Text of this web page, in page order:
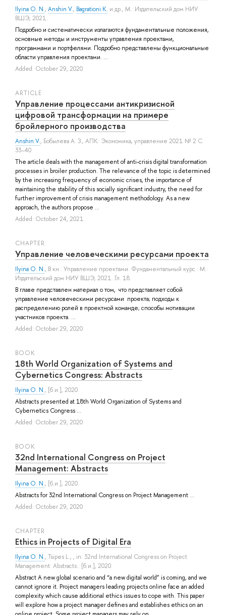
Ilyina O. N., Anshin V., Bagrationi K. и др., М.: Издательский дом НИУ
ВШЭ, 2021.
Подробно и систематически излагаются фундаментальные положения,
основные методы и инструменты управления проектами,
программами и портфелями. Подробно представлены функциональные
области управления проектами. ...
Added: October 29, 2020
ARTICLE
Управление процессами антикризисной
цифровой трансформации на примере
бройлерного производства
Anshin V., Бобылева А. З., АПК: Экономика, управление 2021 № 2 С.
33–40
The article deals with the management of anti-crisis digital transformation
processes in broiler production. The relevance of the topic is determined
by the increasing frequency of economic crises, the importance of
maintaining the stability of this socially significant industry, the need for
further improvement of crisis management methodology. As a new
approach, the authors propose ...
Added: October 24, 2021
СHAPTER
Управление человеческими ресурсами проекта
Ilyina O. N., В кн.: Управление проектами. Фундаментальный курс.: М.:
Издательский дом НИУ ВШЭ, 2021. Гл. 18.
В главе представлен материал о том, что представляет собой
управление человеческими ресурсами проекта; подходы к
распределению ролей в проектной команде; способы мотивации
участников проекта. ...
Added: October 29, 2020
BOOK
18th World Organization of Systems and
Cybernetics Congress: Abstracts
Ilyina O. N., [б.и.], 2020.
Abstracts presented at 18th World Organization of Systems and
Cybernetics Congress ...
Added: October 29, 2020
BOOK
32nd International Congress on Project
Management: Abstracts
Ilyina O. N., [б.и.], 2020.
Abstracts for 32nd International Congress on Project Management ...
Added: October 29, 2020
СHAPTER
Ethics in Projects of Digital Era
Ilyina O. N., Tsipes L., , in: 32nd International Congress on Project
Management: Abstracts.: [б.и.], 2020.
Abstract A new global scenario and “a new digital world” is coming, and we
cannot ignore it. Project managers leading projects online face an added
complexity which cause additional ethics issues to cope with. This paper
will explore how a project manager defines and establishes ethics on an